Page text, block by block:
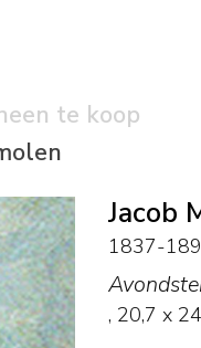
te koop
Jacob
1837-
, 20,7 x